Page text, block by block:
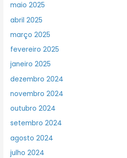
maio 2025
abril 2025
março 2025
fevereiro 2025
janeiro 2025
dezembro 2024
novembro 2024
outubro 2024
setembro 2024
agosto 2024
julho 2024